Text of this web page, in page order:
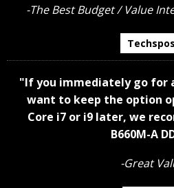
-The Best Budget / Value
"If you immediately go for
want to keep the option
Core i7 or i9 later, we
B660M-A
-Great